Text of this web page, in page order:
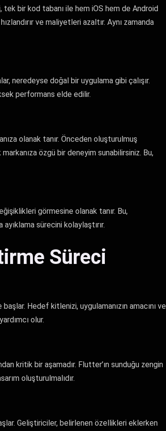
bir kod tabanı ile hem iOS hem de Android
ve maliyetleri azaltır. Aynı zamanda
neredeyse doğal bir uygulama gibi çalışır.
performans elde edilir.
olanak tanır. Önceden oluşturulmuş
markanıza özgü bir deneyim sunabilirsiniz. Bu,
görmesine olanak tanır. Bu,
sürecini kolaylaştırır.
Süreci
Hedef kitlenizi, uygulamanızın amacını ve
olur.
kritik bir aşamadır. Flutter’ın sunduğu zengin
oluşturulmalıdır.
Geliştiriciler, belirlenen özellikleri eklerken